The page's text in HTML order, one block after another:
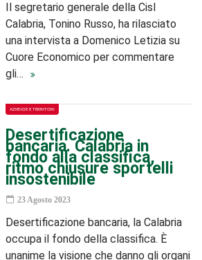
Il segretario generale della Cisl
Calabria, Tonino Russo, ha rilasciato
una intervista a Domenico Letizia su
Cuore Economico per commentare
gli…
AZIENDE E TERRITORI
Desertificazione
bancaria. Calabria in
fondo alla classifica,
ritmo chiusure sportelli
insostenibile
23 Agosto 2023
Desertificazione bancaria, la Calabria
occupa il fondo della classifica. È
unanime la visione che danno gli organi